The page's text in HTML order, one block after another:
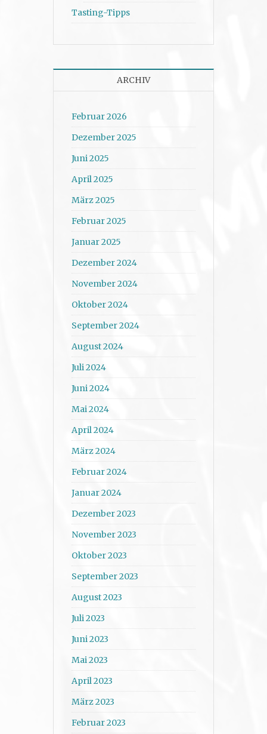
Tasting-Tipps
ARCHIV
Februar 2026
Dezember 2025
Juni 2025
April 2025
März 2025
Februar 2025
Januar 2025
Dezember 2024
November 2024
Oktober 2024
September 2024
August 2024
Juli 2024
Juni 2024
Mai 2024
April 2024
März 2024
Februar 2024
Januar 2024
Dezember 2023
November 2023
Oktober 2023
September 2023
August 2023
Juli 2023
Juni 2023
Mai 2023
April 2023
März 2023
Februar 2023